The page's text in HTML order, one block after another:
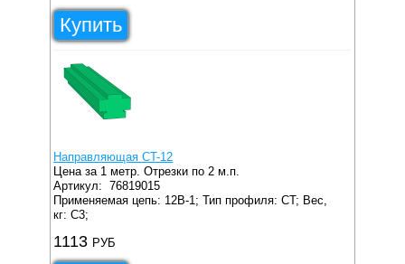
Купить
Направляющая CT-12
Цена за 1 метр. Отрезки по 2 м.п.
Артикул:76819015
Применяемая цепь: 12B-1; Тип профиля: CT; Вес,
кг: C3;
1113 РУБ